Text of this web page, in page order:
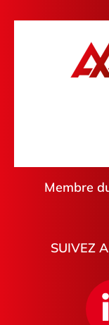
Membre
SUIVEZ